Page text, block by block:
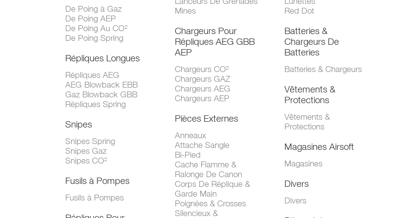
De Poing à Gaz
De Poing AEP
De Poing Au CO²
De Poing Spring
Répliques Longues
Répliques AEG
AEG Blowback EBB
Gaz Blowback GBB
Répliques Spring
Snipes
Snipes Spring
Snipes Gaz
Snipes CO²
Fusils à Pompes
Fusils à Pompes
Mines
Chargeurs Pour
Répliques AEG GBB
AEP
Chargeurs CO²
Chargeurs GAZ
Chargeurs AEG
Chargeurs AEP
Pièces Externes
Anneaux
Attache Sangle
Bi-Pied
Cache Flamme &
Ralonge De Canon
Corps De Réplique &
Garde Main
Poignées & Crosses
Silencieux &
Red Dot
Batteries &
Chargeurs De
Batteries
Batteries & Chargeurs
Vêtements &
Protections
Vêtements &
Protections
Magasines Airsoft
Magasines
Divers
Divers